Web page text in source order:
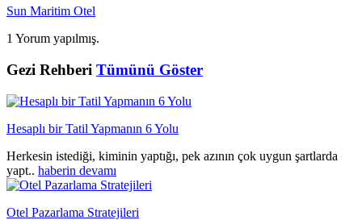
Sun Maritim Otel
1 Yorum yapılmış.
Gezi Rehberi Tümünü Göster
Hesaplı bir Tatil Yapmanın 6 Yolu
Herkesin istediği, kiminin yaptığı, pek azının çok uygun şartlarda
yapt.. haberin devamı
Otel Pazarlama Stratejileri